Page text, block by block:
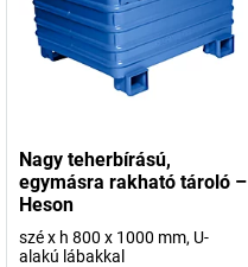
Nagy teherbírású,
egymásra rakható tároló –
Heson
szé x h 800 x 1000 mm, U-
alakú lábakkal